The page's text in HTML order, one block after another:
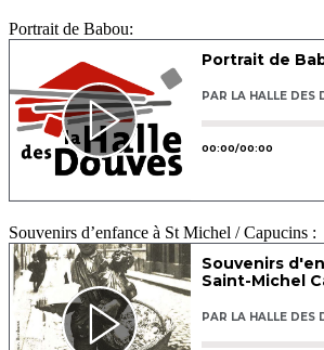
Portrait de Babou:
Souvenirs d’enfance à St Michel / Capucins :